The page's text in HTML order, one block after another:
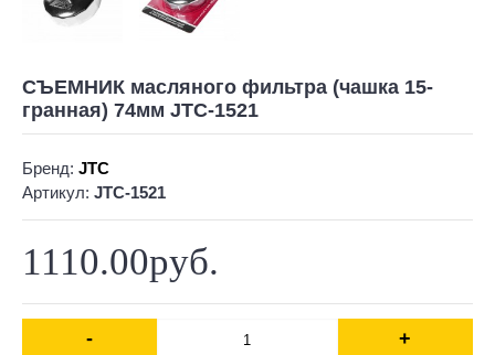
СЪЕМНИК масляного фильтра (чашка 15-
гранная) 74мм JTC-1521
Бренд: JTC
Артикул: JTC-1521
1110.00руб.
- +